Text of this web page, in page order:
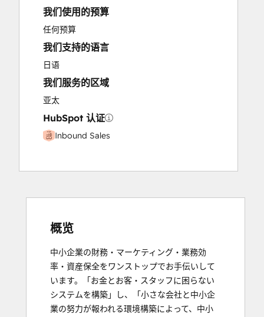
我们使用的预算
任何预算
我们支持的语言
日语
我们服务的区域
亚太
HubSpot 认证
Inbound Sales
概览
中小企業の財務・マーケティング・業務効
率・資産保全をワンストップでお手伝いして
います。「お金とお客・スタッフに困らない
システムを構築」し、「小さな会社と中小企
業の努力が報われる環境構築によって、中小